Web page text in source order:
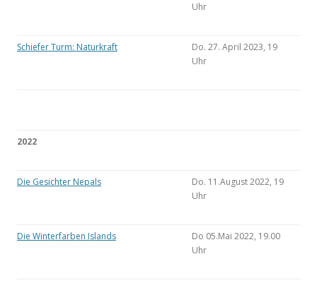
Uhr
Schiefer Turm: Naturkraft
Do. 27. April 2023, 19
Uhr
2022
Die Gesichter Nepals
Do. 11.August 2022, 19
Uhr
Die Winterfarben Islands
Do 05.Mai 2022, 19.00
Uhr